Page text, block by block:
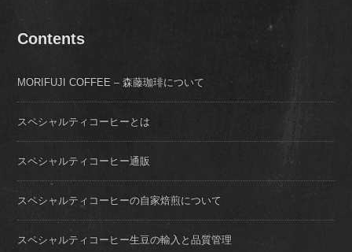
Contents
MORIFUJI COFFEE – 森藤珈琲について
スペシャルティコーヒーとは
スペシャルティコーヒー通販
スペシャルティコーヒーの自家焙煎について
スペシャルティコーヒー生豆の輸入と品質管理